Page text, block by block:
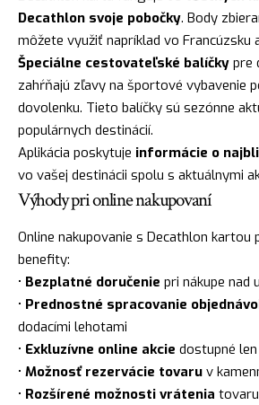
Decathlon svoje pobočky. Body
môžete využiť napríklad vo Francúzsku
Špeciálne cestovateľské balíčky pre
zahŕňajú zľavy na športové vybavenie
dovolenku. Tieto balíčky sú sezónne
populárnych destinácií.
Aplikácia poskytuje informácie o
vo vašej destinácii spolu s aktuálnymi
Výhody pri online nakupovaní
Online nakupovanie s Decathlon kartou
benefity:
• Bezplatné doručenie pri nákupe nad
• Prednostné spracovanie
dodacími lehotami
• Exkluzívne online akcie dostupné
• Možnosť rezervácie tovaru v
• Rozšírené možnosti vrátenia